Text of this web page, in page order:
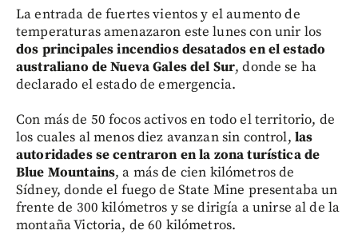
La entrada de fuertes vientos y el aumento de
temperaturas amenazaron este lunes con unir los
dos principales incendios desatados en el estado
australiano de Nueva Gales del Sur, donde se ha
declarado el estado de emergencia.
Con más de 50 focos activos en todo el territorio, de
los cuales al menos diez avanzan sin control, las
autoridades se centraron en la zona turística de
Blue Mountains, a más de cien kilómetros de
Sídney, donde el fuego de State Mine presentaba un
frente de 300 kilómetros y se dirigía a unirse al de la
montaña Victoria, de 60 kilómetros.